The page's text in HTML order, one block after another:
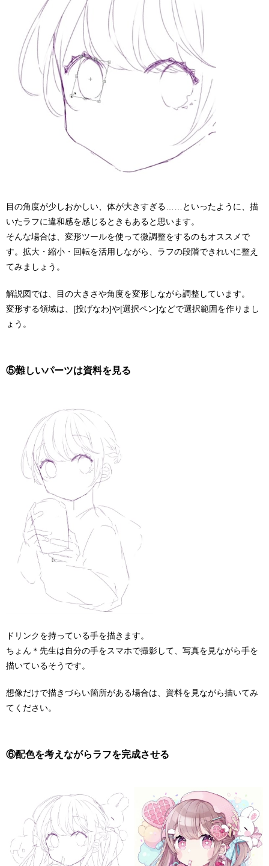
目の角度が少しおかしい、体が大きすぎる……といったように、描
いたラフに違和感を感じるときもあると思います。
そんな場合は、変形ツールを使って微調整をするのもオススメで
す。拡大・縮小・回転を活用しながら、ラフの段階できれいに整え
てみましょう。
解説図では、目の大きさや角度を変形しながら調整しています。
変形する領域は、[投げなわ]や[選択ペン]などで選択範囲を作りまし
ょう。
⑤難しいパーツは資料を見る
ドリンクを持っている手を描きます。
ちょん＊先生は自分の手をスマホで撮影して、写真を見ながら手を
描いているそうです。
想像だけで描きづらい箇所がある場合は、資料を見ながら描いてみ
てください。
⑥配色を考えながらラフを完成させる